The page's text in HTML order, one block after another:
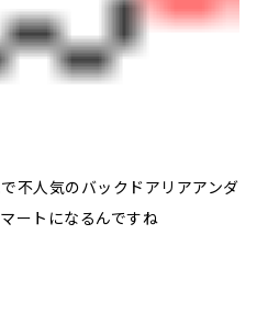
不人気のバックドアリアアンダ
ートになるんですね